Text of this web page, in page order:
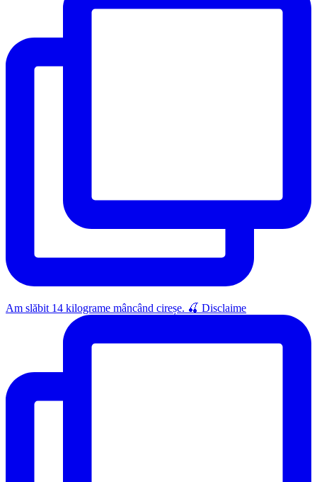
Am slăbit 14 kilograme mâncând cireșe. 🍒 Disclaime